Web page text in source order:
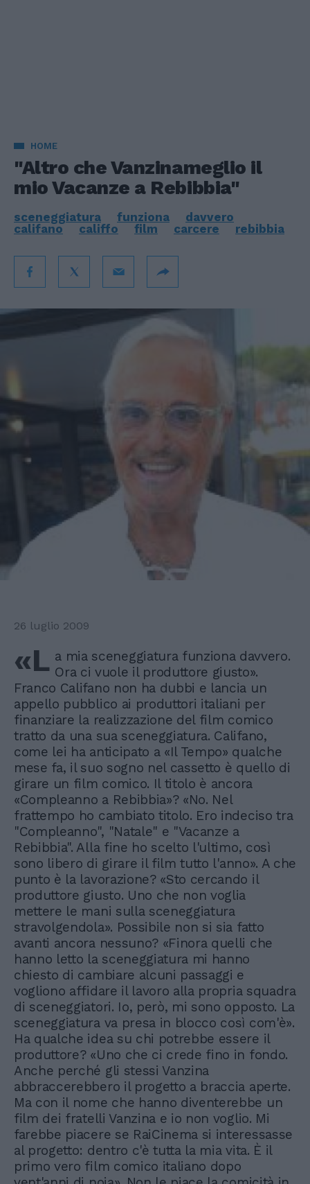
HOME
"Altro che Vanzinameglio il
mio Vacanze a Rebibbia"
sceneggiatura funziona
davvero
califano
califfo film carcere rebibbia
26 luglio 2009
«L a mia sceneggiatura funziona davvero.
Ora ci vuole il produttore giusto».
Franco Califano non ha dubbi e lancia un
appello pubblico ai produttori italiani per
finanziare la realizzazione del film comico
tratto da una sua sceneggiatura. Califano,
come lei ha anticipato a «Il Tempo» qualche
mese fa, il suo sogno nel cassetto è quello di
girare un film comico. Il titolo è ancora
«Compleanno a Rebibbia»? «No. Nel
frattempo ho cambiato titolo. Ero indeciso tra
"Compleanno", "Natale" e "Vacanze a
Rebibbia". Alla fine ho scelto l'ultimo, così
sono libero di girare il film tutto l'anno». A che
punto è la lavorazione? «Sto cercando il
produttore giusto. Uno che non voglia
mettere le mani sulla sceneggiatura
stravolgendola». Possibile non si sia fatto
avanti ancora nessuno? «Finora quelli che
hanno letto la sceneggiatura mi hanno
chiesto di cambiare alcuni passaggi e
vogliono affidare il lavoro alla propria squadra
di sceneggiatori. Io, però, mi sono opposto. La
sceneggiatura va presa in blocco così com'è».
Ha qualche idea su chi potrebbe essere il
produttore? «Uno che ci crede fino in fondo.
Anche perché gli stessi Vanzina
abbraccerebbero il progetto a braccia aperte.
Ma con il nome che hanno diventerebbe un
film dei fratelli Vanzina e io non voglio. Mi
farebbe piacere se RaiCinema si interessasse
al progetto: dentro c'è tutta la mia vita. È il
primo vero film comico italiano dopo